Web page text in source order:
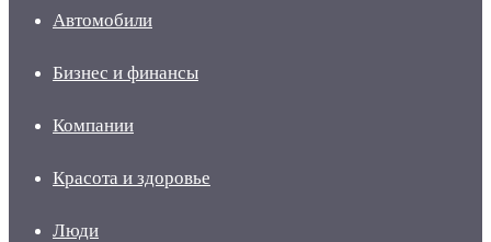
Автомобили
Бизнес и финансы
Компании
Красота и здоровье
Люди